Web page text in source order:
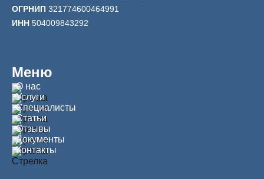
ОГРНИП 321774600464991
ИНН 504009843292
Меню
О нас
Услуги
Специалисты
Статьи
Отзывы
Документы
Контакты